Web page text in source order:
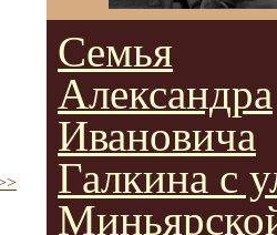
Семья
Александра
Ивановича
Галкина с